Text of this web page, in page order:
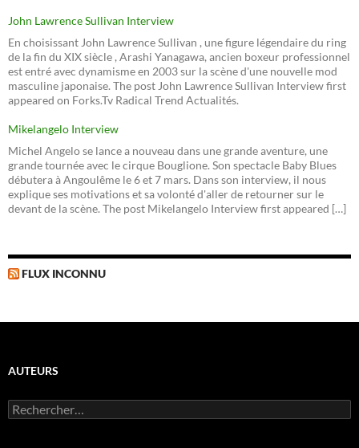
John Lawrence Sullivan Interview
En choisissant John Lawrence Sullivan , une figure légendaire du ring
de la fin du XIX siècle , Arashi Yanagawa, ancien boxeur professionnel
est entré avec dynamisme en 2003 sur la scène d'une nouvelle mod
masculine japonaise. The post John Lawrence Sullivan Interview first
appeared on Forks.Tv Radical Trend Actualités.
Mikelangelo Interview
Michel Angelo se lance a nouveau dans une grande aventure, une
grande tournée avec le cirque Bouglione. Son spectacle Baby Blues
débutera à Angoulême le 6 et 7 mars. Dans son interview, il nous
explique ses motivations et sa volonté d'aller de retourner sur le
devant de la scène. The post Mikelangelo Interview first appeared […]
FLUX INCONNU
AUTEURS
R
e